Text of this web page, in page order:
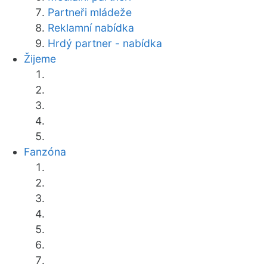
Partneři mládeže
Reklamní nabídka
Hrdý partner - nabídka
Žijeme
Fanzóna